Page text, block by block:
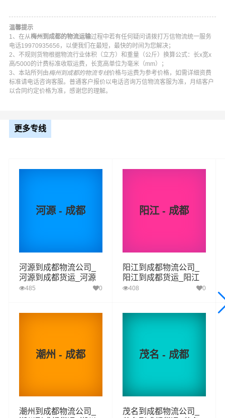
万信在梅江区,梅县区,大埔县,丰顺县,五华县,平远县,蕉岭县,
兴宁等地具有优势的物流网络资源，依靠锦江区,青羊区,金
牛区,武侯区,成华区,龙泉驿区,青白江区,新都区,温江区,双流
区,郫都区,新津区,金堂县,大邑县,蒲江县,都江堰,彭州,邛崃,
崇州,简阳为转运中心，业务覆盖公路汽车快运，铁路特快
运输，航空货运代理，仓储物流配送，产品物流，项目物
流，并提供上门取货，送货到门，货物打包，门到门运输
的物流专线运输业务，简化了货物操作流程，减少了货物
在途时间，提高了货物流通效率。公司秉承优质服务的核
取货
区域
梅州
梅江区,梅县区,大埔县,丰顺县,五华县,平远县,蕉岭
县,兴宁
有时效性，随季节变动或货物规格略有浮动！
温馨提示
1、在从梅州到成都的物流运输过程中若有任何疑问请拨打万信物流统一服务
电话19970935656，以便我们在最短，最快的时间为您解决；
2、不规则货物根据物流行业体积（立方）和重量（公斤）换算公式：长x宽x
高/5000的计费标准收取运费，长宽高单位为毫米（mm）；
3、本站所列由梅州到成都的物流专线价格与运费为参考价格，如需详细资费
标准请电话咨询客服。普通客户报价以电话咨询万信物流客服为准，月结客户
以合同约定价格为准，感谢您的理解。
更多专线
河源 - 成都
河源到成都物流公司_
河源到成都货运_河源
至成都物流专线
485 0
阳江 - 成都
阳江到成都物流公司_
阳江到成都货运_阳江
至成都物流专线
408 0
潮州 - 成都
潮州到成都物流公司_
茂名 - 成都
茂名到成都物流公司_